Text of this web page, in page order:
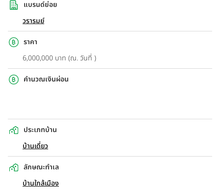
แบรนด์ย่อย
วรารมย์
ราคา
6,000,000 บาท (ณ. วันที่ )
คำนวณเงินผ่อน
ประเภทบ้าน
บ้านเดี่ยว
ลักษณะทำเล
บ้านใกล้เมือง